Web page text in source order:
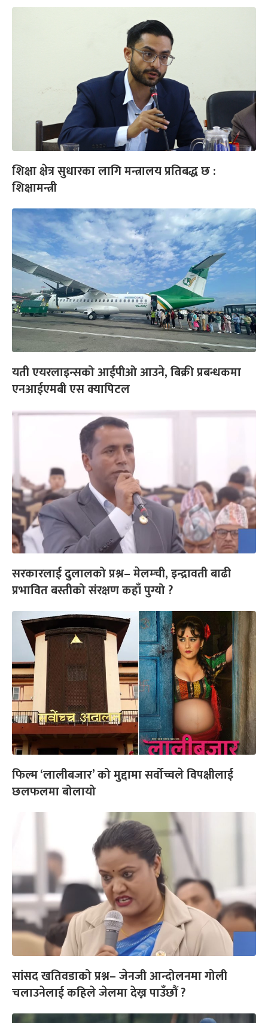
शिक्षा क्षेत्र सुधारका लागि मन्त्रालय प्रतिबद्ध छ :
शिक्षामन्त्री
यती एयरलाइन्सको आईपीओ आउने, बिक्री प्रबन्धकमा
एनआईएमबी एस क्यापिटल
सरकारलाई दुलालको प्रश्न– मेलम्ची, इन्द्रावती बाढी
प्रभावित बस्तीको संरक्षण कहाँ पुग्यो ?
फिल्म ‘लालीबजार’ को मुद्दामा सर्वोच्चले विपक्षीलाई
छलफलमा बोलायो
सांसद खतिवडाको प्रश्न– जेनजी आन्दोलनमा गोली
चलाउनेलाई कहिले जेलमा देख्न पाउँछौं ?